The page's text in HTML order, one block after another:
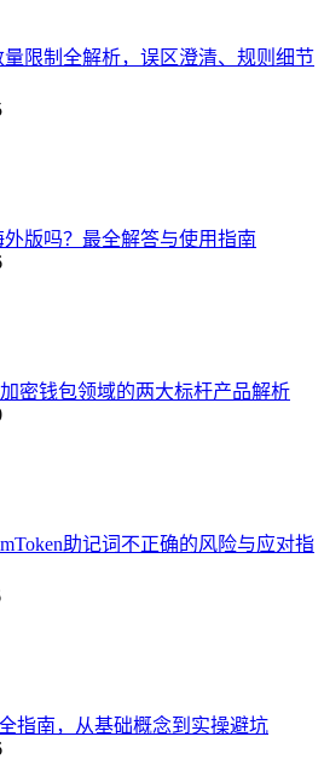
量限制全解析，误区澄清、规则细节
外版吗？最全解答与使用指南
密钱包领域的两大标杆产品解析
助记词不正确的风险与应对指
指南，从基础概念到实操避坑